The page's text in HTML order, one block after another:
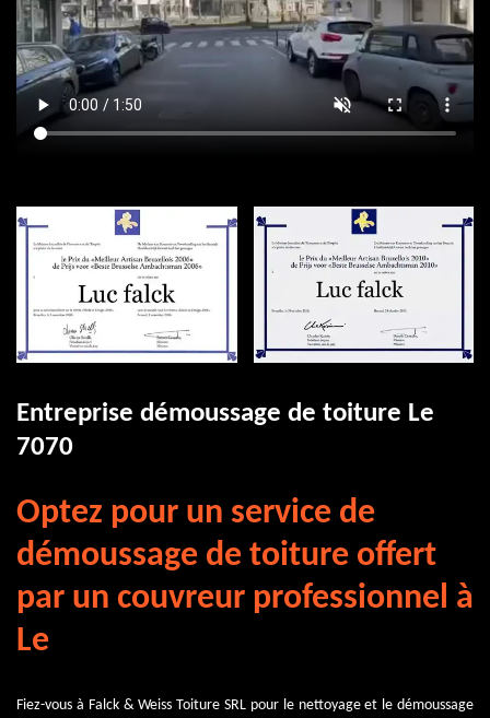
Entreprise démoussage de toiture Le
7070
Optez pour un service de
démoussage de toiture offert
par un couvreur professionnel à
Le
Fiez-vous à Falck & Weiss Toiture SRL pour le nettoyage et le démoussage